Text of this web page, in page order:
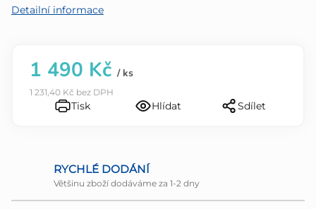
Detailní informace
1 490 Kč / ks
1 231,40 Kč bez DPH
Tisk Hlídat Sdílet
RYCHLÉ DODÁNÍ
Většinu zboží dodáváme za 1-2 dny